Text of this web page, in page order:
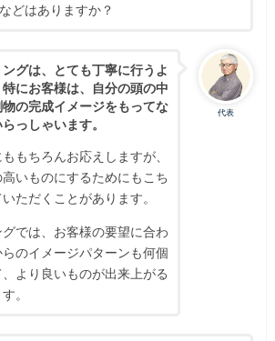
どはありますか？
代表
グは、とても丁寧に行うよ
にお客様は、自分の頭の中
の完成イメージをもってな
っしゃいます。
もちろんお応えしますが、
いものにするためにもこち
ただくことがあります。
では、お客様の要望に合わ
のイメージパターンも何個
より良いものが出来上がる
。